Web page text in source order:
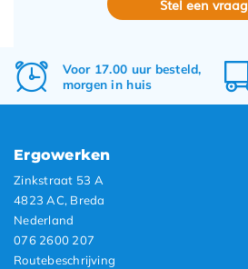
Stel een vraag
Voor 17.00 uur besteld,
morgen in huis
Ergowerken
Zinkstraat 53 A
4823 AC, Breda
Nederland
076 2600 207
Routebeschrijving